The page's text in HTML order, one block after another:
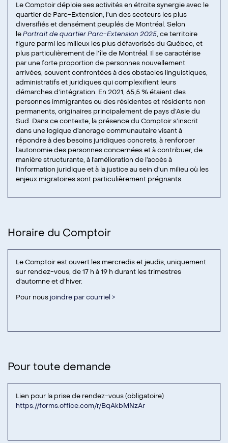
Le Comptoir déploie ses activités en étroite synergie avec le
quartier de Parc-Extension, l’un des secteurs les plus
diversifiés et densément peuplés de Montréal. Selon
lePortrait de quartier Parc-Extension 2025, ce territoire
figure parmi les milieux les plus défavorisés du Québec, et
plus particulièrement de l’île de Montréal. Il se caractérise
par une forte proportion de personnes nouvellement
arrivées, souvent confrontées à des obstacles linguistiques,
administratifs et juridiques qui complexifient leurs
démarches d’intégration. En 2021, 65,5 % étaient des
personnes immigrantes ou des résidentes et résidents non
permanents, originaires principalement de pays d’Asie du
Sud. Dans ce contexte, la présence du Comptoir s’inscrit
dans une logique d’ancrage communautaire visant à
répondre à des besoins juridiques concrets, à renforcer
l’autonomie des personnes concernées et à contribuer, de
manière structurante, à l’amélioration de l’accès à
l’information juridique et à la justice au sein d’un milieu où les
enjeux migratoires sont particulièrement prégnants.
Horaire du Comptoir
Le Comptoir est ouvert les mercredis et jeudis, uniquement
sur rendez-vous, de 17 h à 19 h durant les trimestres
d’automne et d’hiver.
Pour nous joindre par courriel >
Pour toute demande
Lien pour la prise de rendez-vous (obligatoire)
https://forms.office.com/r/BqAkbMNzAr